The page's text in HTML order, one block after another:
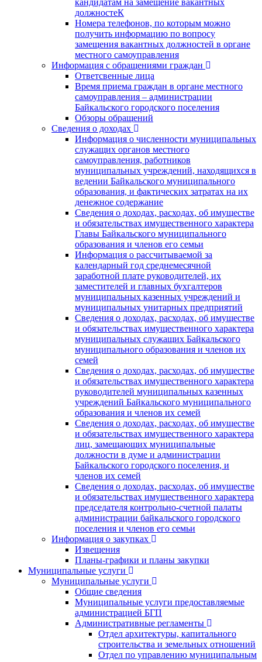
должностеК
Номера телефонов, по которым можно
получить информацию по вопросу
замещения вакантных должностей в органе
местного самоуправления
Информация с обращениями граждан
Ответсвенные лица
Время приема граждан в органе местного
самоуправления – администрации
Байкальского городского поселения
Обзоры обращений
Сведения о доходах
Информация о численности муниципальных
служащих органов местного
самоуправления, работников
муниципальных учреждений, находящихся в
ведении Байкальского муниципального
образования, и фактических затратах на их
денежное содержание
Сведения о доходах, расходах, об имуществе
и обязательствах имущественного характера
Главы Байкальского муниципального
образования и членов его семьи
Информация о рассчитываемой за
календарный год среднемесячной
заработной плате руководителей, их
заместителей и главных бухгалтеров
муниципальных казенных учреждений и
муниципальных унитарных предприятий
Сведения о доходах, расходах, об имуществе
и обязательствах имущественного характера
муниципальных служащих Байкальского
муниципального образования и членов их
семей
Сведения о доходах, расходах, об имуществе
и обязательствах имущественного характера
руководителей муниципальных казенных
учреждений Байкальского муниципального
образования и членов их семей
Сведения о доходах, расходах, об имуществе
и обязательствах имущественного характера
лиц, замещающих муниципальные
должности в думе и администрации
Байкальского городского поселения, и
членов их семей
Сведения о доходах, расходах, об имуществе
и обязательствах имущественного характера
председателя контрольно-счетной палаты
администрации байкальского городского
поселения и членов его семьи
Информация о закупках
Извещения
Планы-графики и планы закупки
Муниципальные услуги
Муниципальные услуги
Общие сведения
Муниципальные услуги предоставляемые
администрацией БГП
Административные регламенты
Отдел архитектуры, капитального
строительства и земельных отношений
Отдел по управлению муниципальным